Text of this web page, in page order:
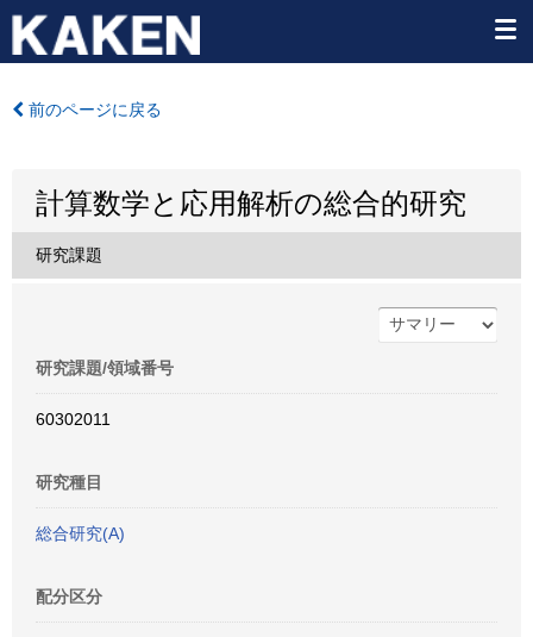
前のページに戻る
計算数学と応用解析の総合的研究
研究課題
研究課題/領域番号
60302011
研究種目
総合研究(A)
配分区分